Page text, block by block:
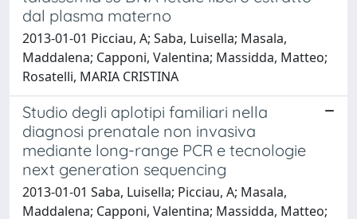
dal plasma materno
2013-01-01 Picciau, A; Saba, Luisella; Masala,
Maddalena; Capponi, Valentina; Massidda, Matteo;
Rosatelli, MARIA CRISTINA
Studio degli aplotipi familiari nella
diagnosi prenatale non invasiva
mediante long-range PCR e tecnologie
next generation sequencing
2013-01-01 Saba, Luisella; Picciau, A; Masala,
Maddalena; Capponi, Valentina; Massidda, Matteo;